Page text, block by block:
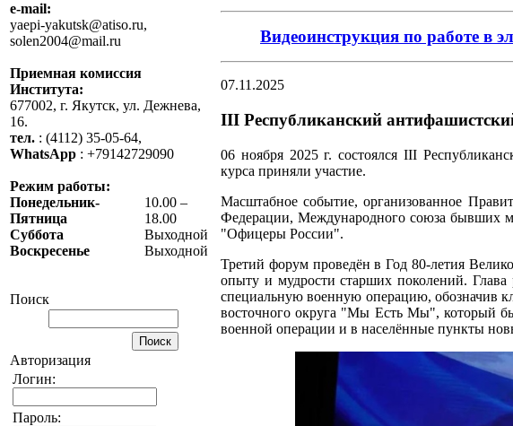
e-mail:
yaepi-yakutsk@atiso.ru,
solen2004@mail.ru
Приемная комиссия
Института:
677002, г. Якутск, ул. Дежнева,
16.
тел. : (4112) 35-05-64,
WhatsApp : +79142729090
Режим работы:
Понедельник-
Пятница
10.00 –
18.00
Суббота
Выходной
Воскресенье
Выходной
Поиск
Авторизация
Логин:
Пароль:
Видеоинструкция по работе в
07.11.2025
III Республиканский
06 ноября 2025 г. состоялся III
курса приняли участие.
Масштабное событие, организованное
Федерации, Международного союза бывших
"Офицеры России".
Третий форум проведён в Год 80-летия
опыту и мудрости старших поколений.
специальную военную операцию, обозначив
восточного округа "Мы Есть Мы", который
военной операции и в населённые пункты